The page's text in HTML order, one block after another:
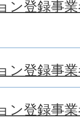
ン登録事
ン登録事
ン登録事